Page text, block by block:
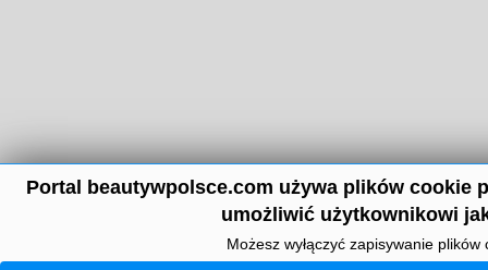
Portal beautywpolsce.com używa plików cookie
umożliwić użytkownikowi
Możesz wyłączyć zapisywanie